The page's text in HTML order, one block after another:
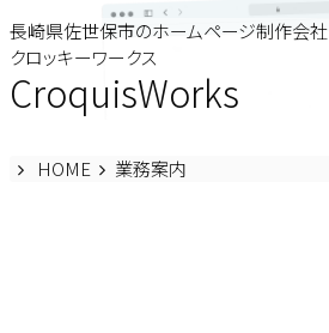
to
content
長崎県佐世保市のホームページ制作会社
クロッキーワークス
CroquisWorks
HOME 業務案内